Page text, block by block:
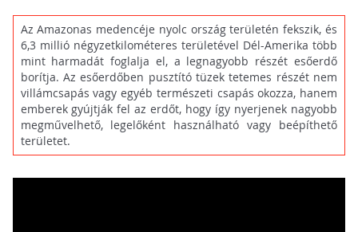
Az Amazonas medencéje nyolc ország területén fekszik, és
6,3 millió négyzetkilométeres területével Dél-Amerika több
mint harmadát foglalja el, a legnagyobb részét esőerdő
borítja. Az esőerdőben pusztító tüzek tetemes részét nem
villámcsapás vagy egyéb természeti csapás okozza, hanem
emberek gyújtják fel az erdőt, hogy így nyerjenek nagyobb
megművelhető, legelőként használható vagy beépíthető
területet.